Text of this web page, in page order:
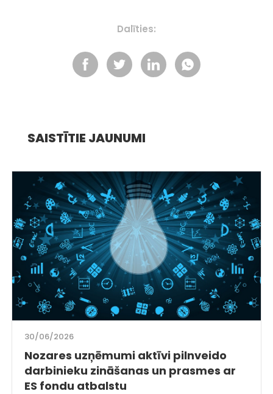
Dalīties:
SAISTĪTIE JAUNUMI
30/06/2026
Nozares uzņēmumi aktīvi pilnveido
darbinieku zināšanas un prasmes ar
ES fondu atbalstu